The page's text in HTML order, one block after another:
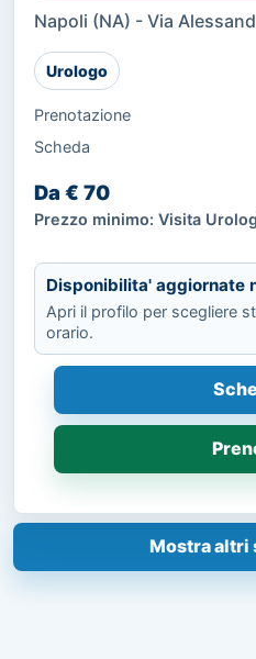
Napoli (NA) - Via
Urologo
Prenotazione
Scheda
Da € 70
Prezzo minimo: Visita
Disponibilita' aggiornate
Apri il profilo per scegliere
orario.
Mostra altri